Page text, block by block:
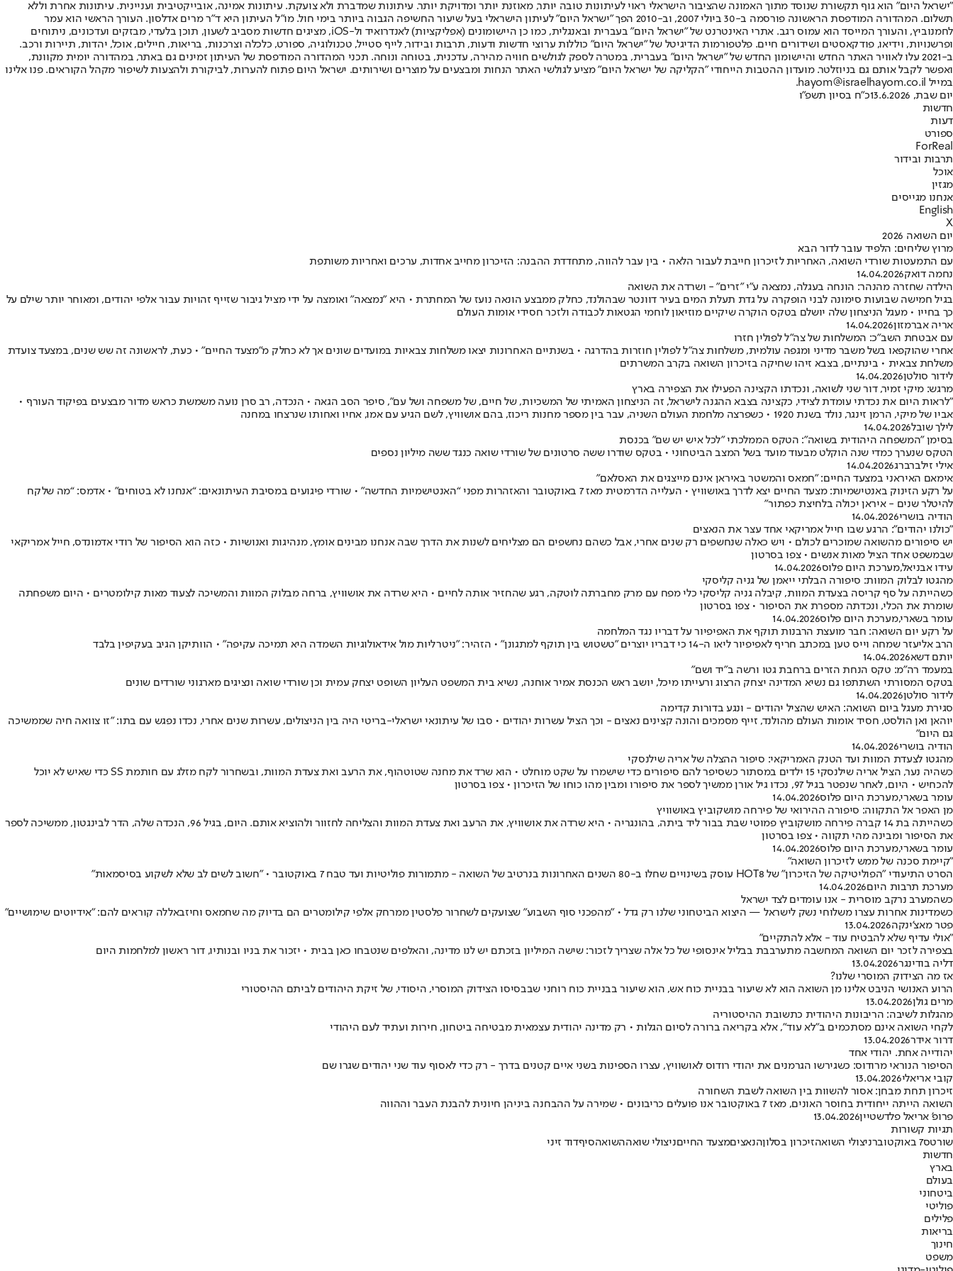
"ישראל היום" הוא גוף תקשורת שנוסד מתוך האמונה שהציבור הישראלי ראוי לעיתונות טובה יותר, מאוזנת יותר ומדויקת יותר. עיתונות שמדברת ולא צועקת. עיתונות אמינה, אובייקטיבית ועניינית. עיתונות אחרת וללא
תשלום. המהדורה המודפסת הראשונה פורסמה ב-30 ביולי 2007, וב-2010 הפך "ישראל היום" לעיתון הישראלי בעל שיעור החשיפה הגבוה ביותר בימי חול. מו"ל העיתון היא ד"ר מרים אדלסון. העורך הראשי הוא עמר
לחמנוביץ, והעורך המייסד הוא עמוס רגב. אתרי האינטרנט של "ישראל היום" בעברית ובאנגלית, כמו כן היישומונים (אפליקציות) לאנדרואיד ול-iOS, מציגים חדשות מסביב לשעון, תוכן בלעדי, מבזקים ועדכונים, ניתוחים
ופרשנויות, וידיאו, פודקאסטים ושידורים חיים. פלטפורמות הדיגיטל של "ישראל היום" כוללות ערוצי חדשות ודעות, תרבות ובידור, לייף סטייל, טכנולוגיה, ספורט, כלכלה וצרכנות, בריאות, חיילים, אוכל, יהדות, תיירות ורכב.
ב-2021 עלו לאוויר האתר החדש והיישומון החדש של "ישראל היום" בעברית, במטרה לספק לגולשים חוויה מהירה, עדכנית, בטוחה ונוחה. תכני המהדורה המודפסת של העיתון זמינים גם באתר, במהדורה יומית מקוונת,
ואפשר לקבל אותם גם בניוזלטר. מועדון ההטבות הייחודי "הקליקה של ישראל היום" מציע לגולשי האתר הנחות ומבצעים על מוצרים ושירותים. ישראל היום פתוח להערות, לביקורת ולהצעות לשיפור מקהל הקוראים. פנו אלינו
במייל hayom@israelhayom.co.il.
יום שבת, 13.6.2026
כ"ח בסיון תשפ"ו
חדשות
דעות
ספורט
ForReal
תרבות ובידור
אוכל
מגזין
אנחנו מגייסים
English
X
יום השואה 2026
מרוץ שליחים: הלפיד עובר לדור הבא
עם התמעטות שורדי השואה, האחריות לזיכרון חייבת לעבור הלאה • בין עבר להווה, מתחדדת ההבנה: הזיכרון מחייב אחדות, ערכים ואחריות משותפת
נחמה דואק14.04.2026
הילדה שחזרה מהנהר: הונחה בעגלה, נמצאה ע"י "זרים" - ושרדה את השואה
בגיל חמישה שבועות סימונה לבני הופקרה על גדת תעלת המים בעיר דוונטר שבהולנד, כחלק ממבצע הונאה נועז של המחתרת • היא "נמצאה" ואומצה על ידי מציל גיבור שזייף זהויות עבור אלפי יהודים, ומאוחר יותר שילם על
כך בחייו • מעגל הניצחון שלה יושלם בטקס הוקרה שיקיים מוזיאון לוחמי הגטאות לכבודה ולזכר חסידי אומות העולם
אריה אברמזון14.04.2026
עם אבטחת השב"כ: המשלחות של צה"ל לפולין חזרו
אחרי שהוקפאו בשל משבר מדיני ומגפה עולמית, משלחות צה״ל לפולין חוזרות בהדרגה • בשנתיים האחרונות יצאו משלחות צבאיות במועדים שונים אך לא כחלק מ״מצעד החיים״ • כעת, לראשונה זה שש שנים, במצעד צועדת
משלחת צבאית • בינתיים, בצבא זיהו שחיקה בזיכרון השואה בקרב המשרתים
לידור סולטן14.04.2026
מרגש: מיקי זמיר, דור שני לשואה, ונכדתו הקצינה הפעילו את הצפירה בארץ
"לראות היום את נכדתי עומדת לצידי, כקצינה בצבא ההגנה לישראל, זה הניצחון האמיתי של המשכיות, של חיים, של משפחה ושל עם", סיפר הסב הגאה • הנכדה, רב סרן נועה משמשת כראש מדור מבצעים בפיקוד העורף •
אביו של מיקי, הרמן זינגר, נולד בשנת 1920 • כשפרצה מלחמת העולם השניה, עבר בין מספר מחנות ריכוז, בהם אושוויץ, לשם הגיע עם אמו, אחיו ואחותו שנרצחו במחנה
לילך שובל14.04.2026
בסימן "המשפחה היהודית בשואה": הטקס הממלכתי "לכל איש יש שם" בכנסת
הטקס שנערך כמדי שנה הוקלט מבעוד מועד בשל המצב הביטחוני • בטקס שודרו ששה סרטונים של שורדי שואה כנגד ששה מיליון נספים
אילי זילברברג14.04.2026
אימאם האיראני במצעד החיים: "חמאס והמשטר באיראן אינם מייצגים את האסלאם"
על רקע הזינוק באנטישמיות: מצעד החיים יצא לדרך באושוויץ • העלייה הדרמטית מאז 7 באוקטובר והאזהרות מפני “האנטישמיות החדשה” • שורדי פיגועים במסיבת העיתונאים: “אנחנו לא בטוחים” • אדמס: “מה שלקח
להיטלר שנים - איראן יכולה בלחיצת כפתור”
הודיה בושרי14.04.2026
"כולנו יהודים": הרגע שבו חייל אמריקאי אחד עצר את הנאצים
יש סיפורים מהשואה שמוכרים לכולם • ויש כאלה שנחשפים רק שנים אחרי, אבל כשהם נחשפים הם מצליחים לשנות את הדרך שבה אנחנו מבינים אומץ, מנהיגות ואנושיות • כזה הוא הסיפור של רודי אדמונדס, חייל אמריקאי
שבמשפט אחד הציל מאות אנשים • צפו בסרטון
עידו אבניאל,מערכת היום פלוס14.04.2026
מהגטו לבלוק המוות: סיפורה הבלתי ייאמן של גניה קליסקי
כשהייתה על סף קריסה בצעדת המוות, קיבלה גניה קליסקי כלי מפח עם מרק מחברתה לוטקה, רגע שהחזיר אותה לחיים • היא שרדה את אושוויץ, ברחה מבלוק המוות והמשיכה לצעוד מאות קילומטרים • היום משפחתה
שומרת את הכלי, ונכדתה מספרת את הסיפור • צפו בסרטון
עומר בשארי,מערכת היום פלוס14.04.2026
על רקע יום השואה: חבר מועצת הרבנות תוקף את האפיפיור על דבריו נגד המלחמה
הרב אליעזר שמחה וייס טען במכתב חריף לאפיפיור ליאו ה-14 כי דבריו יוצרים "טשטוש בין תוקף למתגונן" • הזהיר: "ניטרליות מול אידאולוגיות השמדה היא תמיכה עקיפה" • הוותיקן הגיב בעקיפין בלבד
יותם דשא14.04.2026
במעמד רה"מ: טקס הנחת הזרים ברחבת גטו ורשה ב"יד ושם"
בטקס המסורתי השתתפו גם נשיא המדינה יצחק הרצוג ורעייתו מיכל, יושב ראש הכנסת אמיר אוחנה, נשיא בית המשפט העליון השופט יצחק עמית וכן שורדי שואה ונציגים מארגוני שורדים שונים
לידור סולטן14.04.2026
סגירת מעגל ביום השואה: האיש שהציל יהודים - ונגע בדורות קדימה
יוהאן ואן הולסט, חסיד אומות העולם מהולנד, זייף מסמכים והונה קצינים נאצים - וכך הציל עשרות יהודים • סבו של עיתונאי ישראלי-בריטי היה בין הניצולים, עשרות שנים אחרי, נכדו נפגש עם בתו: "זו צוואה חיה שממשיכה
גם היום"
הודיה בושרי14.04.2026
מהגטו לצעדת המוות ועד הטנק האמריקאי: סיפור ההצלה של אריה שילנסקי
כשהיה נער, הציל אריה שילנסקי 15 ילדים במסתור כשסיפר להם סיפורים כדי שישמרו על שקט מוחלט • הוא שרד את מחנה שטוטהוף, את הרעב ואת צעדת המוות, ובשחרור לקח מזלג עם חותמת SS כדי שאיש לא יוכל
להכחיש • היום, לאחר שנפטר בגיל 97, נכדו גיל אורן ממשיך לספר את סיפורו ומבין מהו כוחו של הזיכרון • צפו בסרטון
עומר בשארי,מערכת היום פלוס14.04.2026
מן האפר אל התקווה: סיפורה ההירואי של פירחה מושקוביץ באושוויץ
כשהייתה בת 14 קברה פירחה מושקוביץ פמוטי שבת בבור ליד ביתה, בהונגריה • היא שרדה את אושוויץ, את הרעב ואת צעדת המוות והצליחה לחזוור ולהוציא אותם. היום, בגיל 96, הנכדה שלה, הדר לבינגטון, ממשיכה לספר
את הסיפור ומבינה מהי תקווה • צפו בסרטון
עומר בשארי,מערכת היום פלוס14.04.2026
"קיימת סכנה של ממש לזיכרון השואה"
הסרט התיעודי "הפוליטיקה של הזיכרון" של HOT8 עוסק בשינויים שחלו ב-80 השנים האחרונות בנרטיב של השואה - מתמורות פוליטיות ועד טבח 7 באוקטובר • "חשוב לשים לב שלא לשקוע בסיסמאות"
מערכת תרבות היום14.04.2026
כשהמערב נרקב מוסרית - אנו עומדים לצד ישראל
כשמדינות אחרות עצרו משלוחי נשק לישראל — היצוא הביטחוני שלנו רק גדל • "מהפכני סוף השבוע" שצועקים לשחרור פלסטין ממרחק אלפי קילומטרים הם בדיוק מה שחמאס וחיזבאללה קוראים להם: "אידיוטים שימושיים"
פטר מאצ'ינקה13.04.2026
"אולי עדיף שלא להבטיח עוד - אלא להתקיים"
בצפירה לזכר יום השואה המחשבה מתערבבת בבליל אינסופי של כל אלה שצריך לזכור: שישה המיליון בזכתם יש לנו מדינה, והאלפים שנטבחו כאן בבית • יזכור את בניו ובנותיו, דור ראשון למלחמות היום
דליה בודינגר13.04.2026
אז מה הצידוק המוסרי שלנו?
הרוע האנושי הניבט אלינו מן השואה הוא לא שיעור בבניית כוח אש, הוא שיעור בבניית כוח רוחני שבבסיסו הצידוק המוסרי, היסודי, של זיקת היהודים לביתם ההיסטורי
מרים גולן13.04.2026
מהגלות לשיבה: הריבונות היהודית כתשובת ההיסטוריה
לקחי השואה אינם מסתכמים ב"לא עוד", אלא בקריאה ברורה לסיום הגלות • רק מדינה יהודית עצמאית מבטיחה ביטחון, חירות ועתיד לעם היהודי
דרור אידר13.04.2026
יהודייה אחת. יהודי אחד
הסיפור הנוראי מרודוס: כשגירשו הגרמנים את יהודי רודוס לאושוויץ, עצרו הספינות בשני איים קטנים בדרך - רק כדי לאסוף עוד שני יהודים שגרו שם
קובי אריאלי13.04.2026
זיכרון תחת מבחן: אסור להשוות בין השואה לשבת השחורה
השואה הייתה ייחודית בחוסר האונים, מאז 7 באוקטובר אנו פועלים כריבונים • שמירה על ההבחנה ביניהן חיונית להבנת העבר וההווה
פרופ' אריאל פלדשטיין13.04.2026
תגיות קשורות
שורטס7 באוקטובר ניצולי השואהזיכרון בסלוןהנאציםמצעד החייםניצולי שואההשואהסיףדוד זיני
חדשות
בארץ
בעולם
ביטחוני
פוליטי
פלילים
בריאות
חינוך
משפט